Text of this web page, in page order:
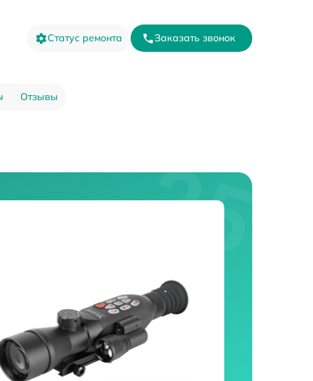
Статус ремонта Заказать звонок
Отзывы